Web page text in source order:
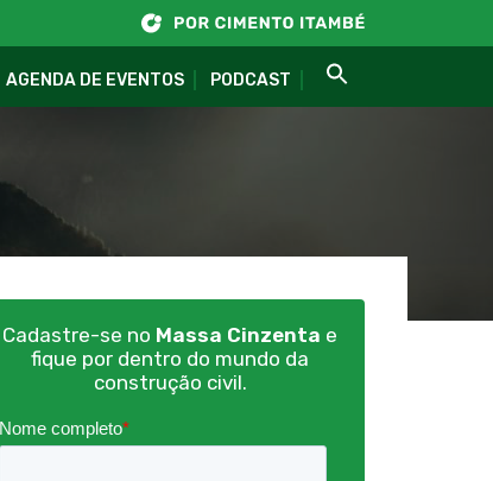
AGENDA DE EVENTOS PODCAST
Cadastre-se no Massa Cinzenta e
fique por dentro do mundo da
construção civil.